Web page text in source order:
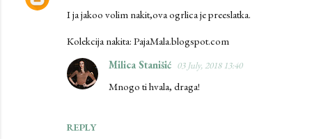
I ja jakoo volim nakit,ova ogrlica je preeslatka.
Kolekcija nakita: PajaMala.blogspot.com
REPLY
Milica Stanišić 03 July, 2018 13:40
Mnogo ti hvala, draga!